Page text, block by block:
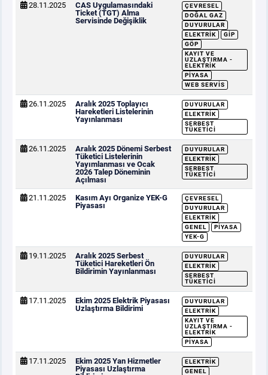
28.11.2025
CAS Uygulamasındaki
Ticket (TGT) Alma
Servisinde Değişiklik
ÇEVRESEL
DOĞAL GAZ
DUYURULAR
ELEKTRIK
GİP
GÖP
KAYIT VE
UZLAŞTIRMA -
ELEKTRIK
PIYASA
WEB SERVIS
26.11.2025
Aralık 2025 Toplayıcı
Hareketleri Listelerinin
Yayınlanması
DUYURULAR
ELEKTRIK
SERBEST
TÜKETICI
26.11.2025
Aralık 2025 Dönemi Serbest
Tüketici Listelerinin
Yayımlanması ve Ocak
2026 Talep Döneminin
Açılması
DUYURULAR
ELEKTRIK
SERBEST
TÜKETICI
21.11.2025
Kasım Ayı Organize YEK-G
Piyasası
ÇEVRESEL
DUYURULAR
ELEKTRIK
GENEL
PIYASA
YEK-G
19.11.2025
Aralık 2025 Serbest
Tüketici Hareketleri Ön
Bildirimin Yayınlanması
DUYURULAR
ELEKTRIK
SERBEST
TÜKETICI
17.11.2025
Ekim 2025 Elektrik Piyasası
Uzlaştırma Bildirimi
DUYURULAR
ELEKTRIK
KAYIT VE
UZLAŞTIRMA -
ELEKTRIK
PIYASA
17.11.2025
Ekim 2025 Yan Hizmetler
Piyasası Uzlaştırma
ELEKTRIK
GENEL